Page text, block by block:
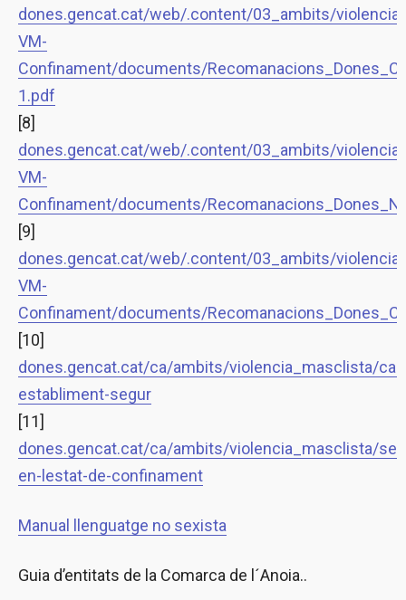
dones.gencat.cat/web/.content/03_ambits/
VM-
Confinament/documents/
1.pdf
[8]
dones.gencat.cat/web/.content/03_ambits/
VM-
Confinament/documents/
[9]
dones.gencat.cat/web/.content/03_ambits/
VM-
Confinament/documents/
[10]
dones.gencat.cat/ca/ambits/violencia_masclista/
establiment-segur
[11]
dones.gencat.cat/ca/ambits/violencia_masclista/
en-lestat-de-confinament
Manual llenguatge no sexista
Guia d’entitats de la Comarca de l´Anoia..